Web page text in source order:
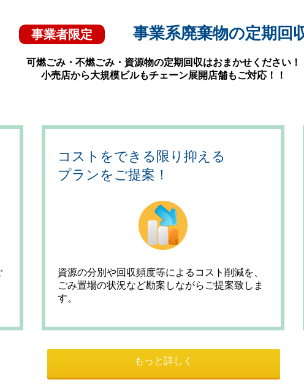
事業者限定 事業系廃棄物の定期回
可燃ごみ・不燃ごみ・資源物の定期回収はおまかせください！
小売店から大規模ビルもチェーン展開店舗もご対応！！
コストをできる限り抑える
プランをご提案！
資源の分別や回収頻度等によるコスト削減を、
ごみ置場の状況など勘案しながらご提案致しま
す。
もっと詳しく